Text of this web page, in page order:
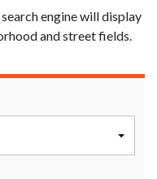
engine will display
and street fields.